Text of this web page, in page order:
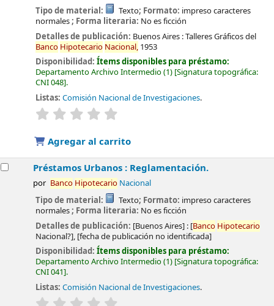
Tipo de material: Texto; Formato: impreso caracteres
normales; Forma literaria: No es ficción
Detalles de publicación: Buenos Aires :Talleres Gráficos del
Banco Hipotecario Nacional, 1953
Disponibilidad:Ítems disponibles para préstamo:
Departamento Archivo Intermedio(1) Signatura topográfica:
CNI 048 .
Listas: Comisión Nacional de Investigaciones.
valoración
Agregar al carrito
Préstamos Urbanos : Reglamentación.
por Banco HipotecarioNacional
Tipo de material: Texto; Formato: impreso caracteres
normales; Forma literaria: No es ficción
Detalles de publicación: [Buenos Aires] : [Banco Hipotecario
Nacional?], [fecha de publicación no identificada]
Disponibilidad:Ítems disponibles para préstamo:
Departamento Archivo Intermedio(1) Signatura topográfica:
CNI 041 .
Listas: Comisión Nacional de Investigaciones.
valoración